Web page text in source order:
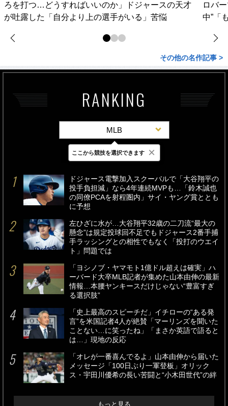
ろを打つ…どうすればいいのか」ドジャースの天才
が吐露した「自分より上の選手がいる」苦悩
ロバ
中”「
その他の名作記事 >
RANKING
MLB
最新 24時間 週間
ドジャース電撃加入スクーバルで「大谷翔平の
投手負担減」なら4年連続MVPも…「鈴木誠也
の同僚PCAを射程圏内」サイ・ヤング賞ととも
に予想
左ひざに水が…大谷翔平32歳の二刀流“最大の
懸念”は規定投球回不足でもドジャース2番手捕
手ラッシングとの相性でもなく「投打のウエイ
ト」問題では
「ヨシノブ・ヤマモト1億ドル超えは確実」ハ
ーバード大卒MLB記者が集めた山本由伸の最新
情報…本腰ヤンキースだけじゃない“豊富すぎ
る選択肢”
「史上最高のスピーチだ」イチローの“ある発
言”を米国記者4人が絶賛「マーリンズを聞いた
ことない…に笑ったね」「まさか英語で語ると
は…」現地の反応
「オレが一番喜んでるよ」山本由伸から届いた
メッセージ「100日ぶり一軍登板」オリック
ス・宇田川優希の長い苦闘と“小木田世代”の絆
もっと見る
ここから競技を選択できます ×